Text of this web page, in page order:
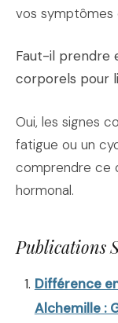
vos
Faut-il prendre
corporels pour
Oui, les signes
fatigue ou un
comprendre ce
hormonal.
Publications
Différence
Alchemille :